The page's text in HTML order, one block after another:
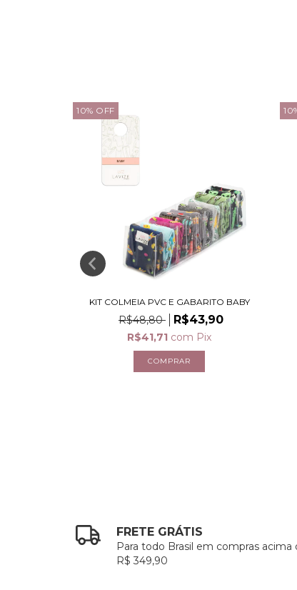
10% OFF
KIT COLMEIA PVC E GABARITO BABY
R$48,80 R$43,90
R$41,71 com Pix
10
FRETE GRÁTIS
Para todo Brasil em compras acima
R$ 349,90